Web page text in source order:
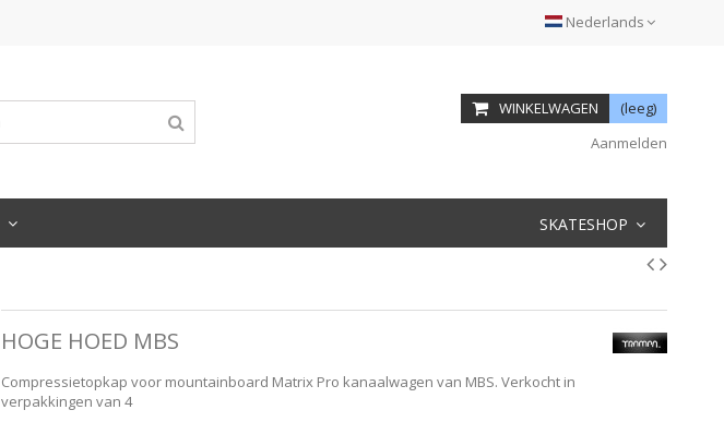
Nederlands
WINKELWAGEN
(leeg)
Aanmelden
SKATESHOP
HOGE HOED MBS
Compressietopkap voor mountainboard Matrix Pro kanaalwagen van MBS. Verkocht in
verpakkingen van 4